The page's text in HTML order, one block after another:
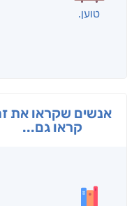
בפנוכו
חני שאטן